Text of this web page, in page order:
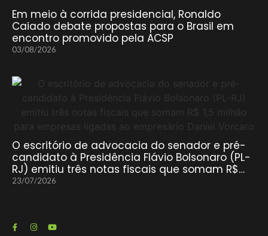
Em meio à corrida presidencial, Ronaldo
Caiado debate propostas para o Brasil em
encontro promovido pela ACSP
03/08/2026
O escritório de advocacia do senador e pré-
candidato à Presidência Flávio Bolsonaro (PL-
RJ) emitiu três notas fiscais que somam R$…
23/07/2026